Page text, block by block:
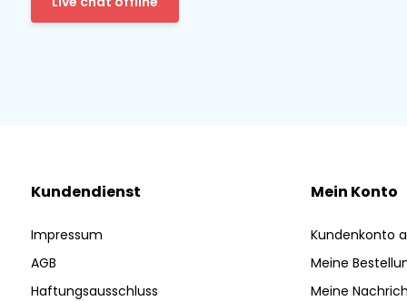
Kundendienst
Impressum
AGB
Haftungsausschluss
Mein Konto
Kundenkonto
Meine
Meine